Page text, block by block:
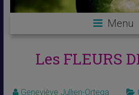
Menu
Les FLEURS
Geneviève Jullien-Ortega